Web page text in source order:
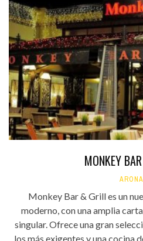
MONKEY
ARONA
Monkey Bar & Grill es un
moderno, con una amplia
singular. Ofrece una gran
los más exigentes y una cocina